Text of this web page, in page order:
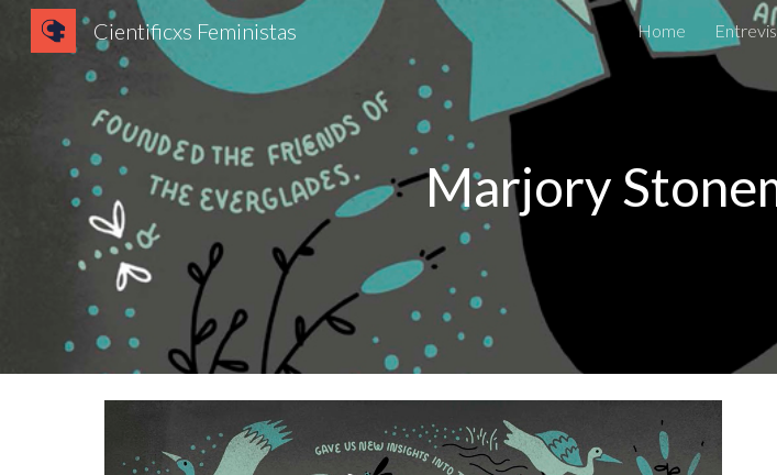
Skip to main content
Cientificxs Feministas Home
Marjory